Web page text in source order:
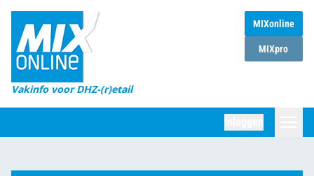
MIXonline
MIXpro
Vakinfo voor DHZ-(r)etail
Home
Magazines
DHZ Sessie
Marktcijfers